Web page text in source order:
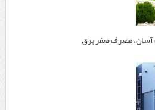
آسان، مصرف صفر برق